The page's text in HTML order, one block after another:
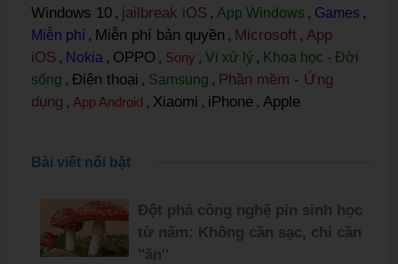
Windows 10 , jailbreak iOS , App Windows , Games ,
Miễn phí , Miễn phí bản quyền , Microsoft , App
iOS , Nokia , OPPO , Sony , Vi xử lý , Khoa học - Đời
sống , Điện thoại , Samsung , Phần mềm - Ứng
dụng , App Android , Xiaomi , iPhone , Apple
Bài viết nổi bật
Đột phá công nghệ pin sinh học
từ nấm: Không cần sạc, chỉ cần
''ăn''